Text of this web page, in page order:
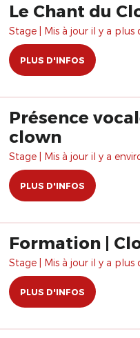
Le Chant du
Stage | Mis à jour il y a plus
PLUS D'INFOS
Présence
clown
Stage | Mis à jour il y a
PLUS D'INFOS
Formation |
Stage | Mis à jour il y a plus
PLUS D'INFOS